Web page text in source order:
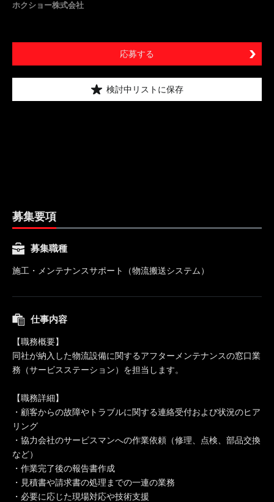
ホクショー株式会社
応募する
検討中リストに保存
募集要項
募集職種
施工・メンテナンスサポート（物流搬送システム）
仕事内容
【職務概要】
同社が納入した物流設備に関するアフターメンテナンスの窓口業
務（サービスステーション）を担当します。
【職務詳細】
・顧客からの故障やトラブルに関する連絡受付および状況のヒア
リング
・協力会社のサービスマンへの作業依頼（修理、点検、部品交換
など）
・作業完了後の報告書作成
・見積書や請求書の処理までの一連の業務
・必要に応じた現場対応や技術支援